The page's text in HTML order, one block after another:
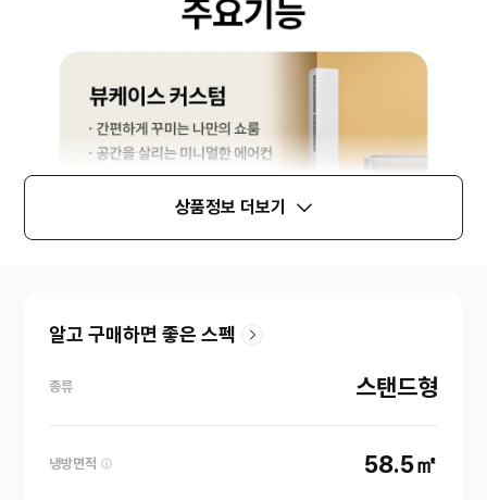
상품정보 더보기
알고 구매하면 좋은 스펙
종류 스탠드형
냉방면적 58.5㎡